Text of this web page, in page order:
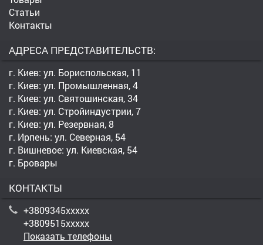
Статьи
Контакты
АДРЕСА ПРЕДСТАВИТЕЛЬСТВ:
г. Киев: ул. Бориспольская, 11
г. Киев: ул. Промышленная, 4
г. Киев: ул. Святошинская, 34
г. Киев: ул. Стройиндустрии, 7
г. Киев: ул. Резервная, 8
г. Ирпень: ул. Северная, 54
г. Вишневое: ул. Киевская, 54
г. Бровары
КОНТАКТЫ
+3809345xxxxx
+3809515xxxxx
Показать телефоны